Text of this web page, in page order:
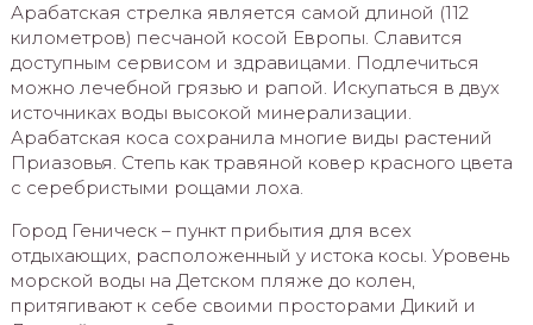
Арабатская стрелка является самой длиной (112
километров) песчаной косой Европы. Славится
доступным сервисом и здравицами. Подлечиться
можно лечебной грязью и рапой. Искупаться в двух
источниках воды высокой минерализации.
Арабатская коса сохранила многие виды растений
Приазовья. Степь как травяной ковер красного цвета
с серебристыми рощами лоха.
Город Геническ – пункт прибытия для всех
отдыхающих, расположенный у истока косы. Уровень
морской воды на Детском пляже до колен,
притягивают к себе своими просторами Дикий и